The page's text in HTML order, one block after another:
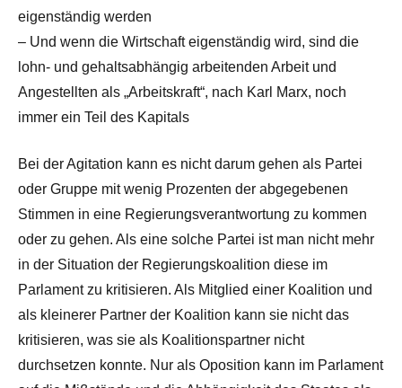
eigenständig werden
– Und wenn die Wirtschaft eigenständig wird, sind die
lohn- und gehaltsabhängig arbeitenden Arbeit und
Angestellten als „Arbeitskraft“, nach Karl Marx, noch
immer ein Teil des Kapitals
Bei der Agitation kann es nicht darum gehen als Partei
oder Gruppe mit wenig Prozenten der abgegebenen
Stimmen in eine Regierungsverantwortung zu kommen
oder zu gehen. Als eine solche Partei ist man nicht mehr
in der Situation der Regierungskoalition diese im
Parlament zu kritisieren. Als Mitglied einer Koalition und
als kleinerer Partner der Koalition kann sie nicht das
kritisieren, was sie als Koalitionspartner nicht
durchsetzen konnte. Nur als Oposition kann im Parlament